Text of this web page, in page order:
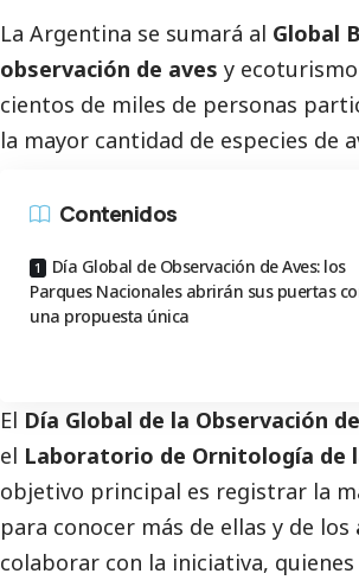
La Argentina se sumará al Global
observación de aves y
cientos de miles de personas
la mayor cantidad de especies de
Contenidos
Día Global de Observación de Aves: los
Parques Nacionales abrirán sus puertas
una propuesta única
El Día Global de la Observación
el Laboratorio de Ornitología de
objetivo principal es registrar la
para conocer más de ellas y de los
colaborar con la iniciativa,